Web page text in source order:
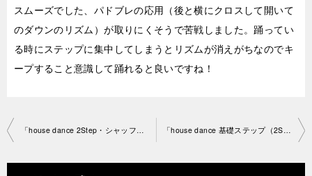
スムーズでした、パドブレの応用（後と横にクロスして開いて
のダウンのリズム）が取りにくそうで苦戦しました。踊ってい
る時にステップに集中してしまうとリズムが消えがちなのでキ
ープすること意識して踊れると良いですね！
投